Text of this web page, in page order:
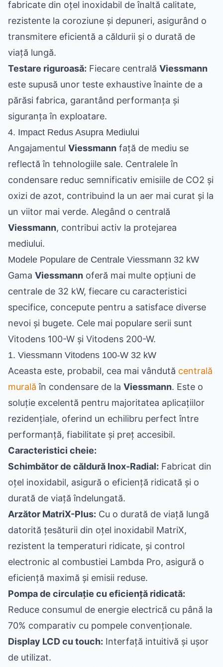
fabricate din oțel inoxidabil de înaltă calitate,
rezistente la coroziune și depuneri, asigurând o
transmitere eficientă a căldurii și o durată de
viață lungă.
Testare riguroasă: Fiecare centrală Viessmann
este supusă unor teste exhaustive înainte de a
părăsi fabrica, garantând performanța și
siguranța în exploatare.
4. Impact Redus Asupra Mediului
Angajamentul Viessmann față de mediu se
reflectă în tehnologiile sale. Centralele în
condensare reduc semnificativ emisiile de CO2 și
oxizi de azot, contribuind la un aer mai curat și la
un viitor mai verde. Alegând o centrală
Viessmann, contribui activ la protejarea
mediului.
Modele Populare de Centrale Viessmann 32 kW
Gama Viessmann oferă mai multe opțiuni de
centrale de 32 kW, fiecare cu caracteristici
specifice, concepute pentru a satisface diverse
nevoi și bugete. Cele mai populare serii sunt
Vitodens 100-W și Vitodens 200-W.
1. Viessmann Vitodens 100-W 32 kW
Aceasta este, probabil, cea mai vândută centrală
murală în condensare de la Viessmann. Este o
soluție excelentă pentru majoritatea aplicațiilor
rezidențiale, oferind un echilibru perfect între
performanță, fiabilitate și preț accesibil.
Caracteristici cheie:
Schimbător de căldură Inox-Radial: Fabricat din
oțel inoxidabil, asigură o eficiență ridicată și o
durată de viață îndelungată.
Arzător MatriX-Plus: Cu o durată de viață lungă
datorită țesăturii din oțel inoxidabil MatriX,
rezistent la temperaturi ridicate, și control
electronic al combustiei Lambda Pro, asigură o
eficiență maximă și emisii reduse.
Pompa de circulație cu eficiență ridicată:
Reduce consumul de energie electrică cu până la
70% comparativ cu pompele convenționale.
Display LCD cu touch: Interfață intuitivă și ușor
de utilizat.